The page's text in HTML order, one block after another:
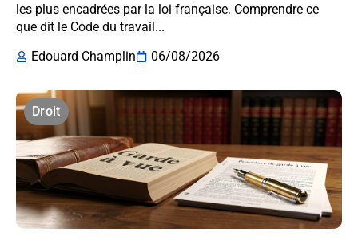
les plus encadrées par la loi française. Comprendre ce
que dit le Code du travail...
Edouard Champlin
06/08/2026
Droit